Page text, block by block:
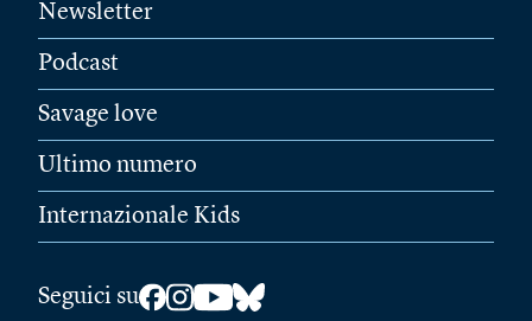
Newsletter
Podcast
Savage love
Ultimo numero
Internazionale Kids
Seguici su